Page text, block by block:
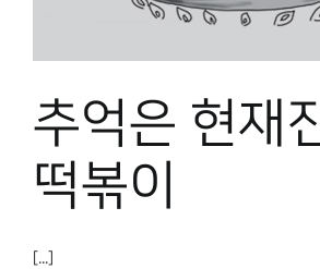
박물관 홈페이지
추억은 현재
떡볶이
[...]